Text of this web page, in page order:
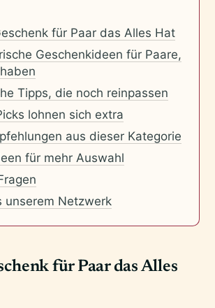
für Paar das Alles Hat
Geschenkideen für Paare,
Tipps, die noch reinpassen
lohnen sich extra
aus dieser Kategorie
für mehr Auswahl
unserem Netzwerk
für Paar das Alles